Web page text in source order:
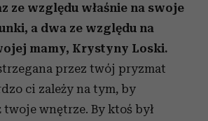
ze względu właśnie na swoje
a dwa ze względu na
mamy, Krystyny Loski.
przez twój pryzmat
ci zależy na tym, by
wnętrze. By ktoś był